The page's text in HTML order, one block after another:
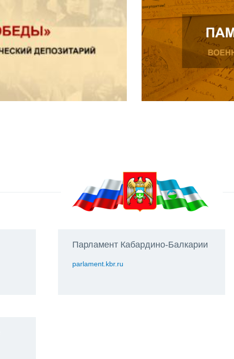
Парламент Кабардино-Балкарии
parlament.kbr.ru